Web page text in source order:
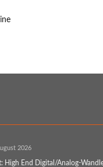
2026
High End Digital/Analog-